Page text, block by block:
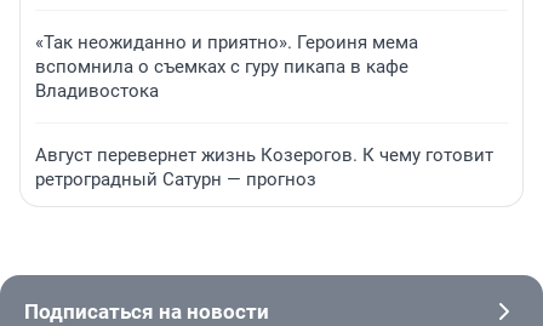
«Так неожиданно и приятно». Героиня мема
вспомнила о съемках с гуру пикапа в кафе
Владивостока
Август перевернет жизнь Козерогов. К чему готовит
ретроградный Сатурн — прогноз
Подписаться на новости